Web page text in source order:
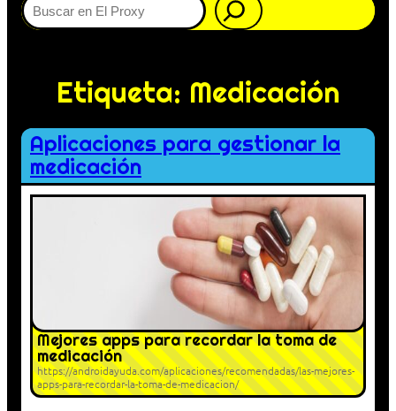
Etiqueta: Medicación
Aplicaciones para gestionar la
medicación
Mejores apps para recordar la toma de
medicación
https://androidayuda.com/aplicaciones/recomendadas/las-mejores-
apps-para-recordar-la-toma-de-medicacion/